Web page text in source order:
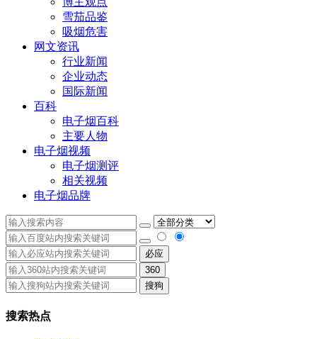
雪茄品鉴
吸烟危害
网文资讯
行业新闻
企业动态
国际新闻
百科
电子烟百科
主要人物
电子烟视频
电子烟测评
相关视频
电子烟品牌
必应
360
搜狗
搜索热点